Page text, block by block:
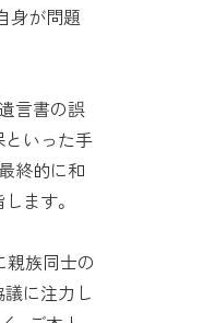
身が問題
言書の誤
いった手
終的に和
ます。
親族同士の
に注力し